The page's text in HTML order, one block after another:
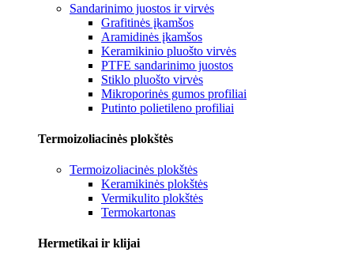
Sandarinimo juostos ir virvės
Grafitinės įkamšos
Aramidinės įkamšos
Keramikinio pluošto virvės
PTFE sandarinimo juostos
Stiklo pluošto virvės
Mikroporinės gumos profiliai
Putinto polietileno profiliai
Termoizoliacinės plokštės
Termoizoliacinės plokštės
Keramikinės plokštės
Vermikulito plokštės
Termokartonas
Hermetikai ir klijai